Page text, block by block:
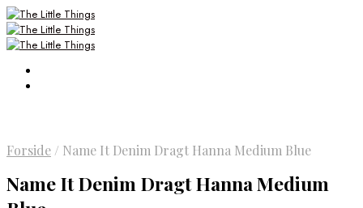
Forside / Name It Denim Dragt Hanna Medium Blue
Name It Denim Dragt Hanna Medium